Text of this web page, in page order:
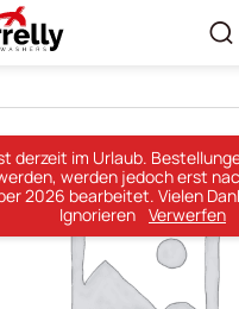
derzeit im Urlaub.
werden jedoch erst
2026 bearbeitet. Vielen
Ignorieren Verwerfen